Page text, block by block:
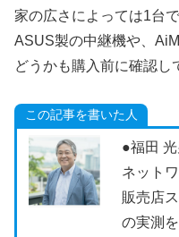
家の広さによっては1台
ASUS製の中継機や、
どうかも購入前に確認し
この記事を書いた人
●福田 光
ネット
販売店
の実測